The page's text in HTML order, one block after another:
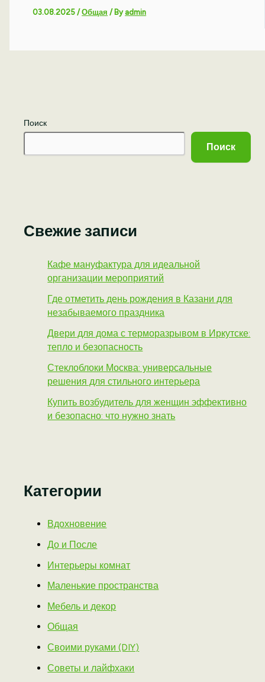
Поиск
Поиск
Свежие записи
Кафе мануфактура для идеальной
организации мероприятий
Где отметить день рождения в Казани для
незабываемого праздника
Двери для дома с терморазрывом в Иркутске:
тепло и безопасность
Стеклоблоки Москва: универсальные
решения для стильного интерьера
Купить возбудитель для женщин эффективно
и безопасно: что нужно знать
Категории
Вдохновение
До и После
Интерьеры комнат
Маленькие пространства
Мебель и декор
Общая
Своими руками (DIY)
Советы и лайфхаки
03.08.2025/Общая / Byadmin